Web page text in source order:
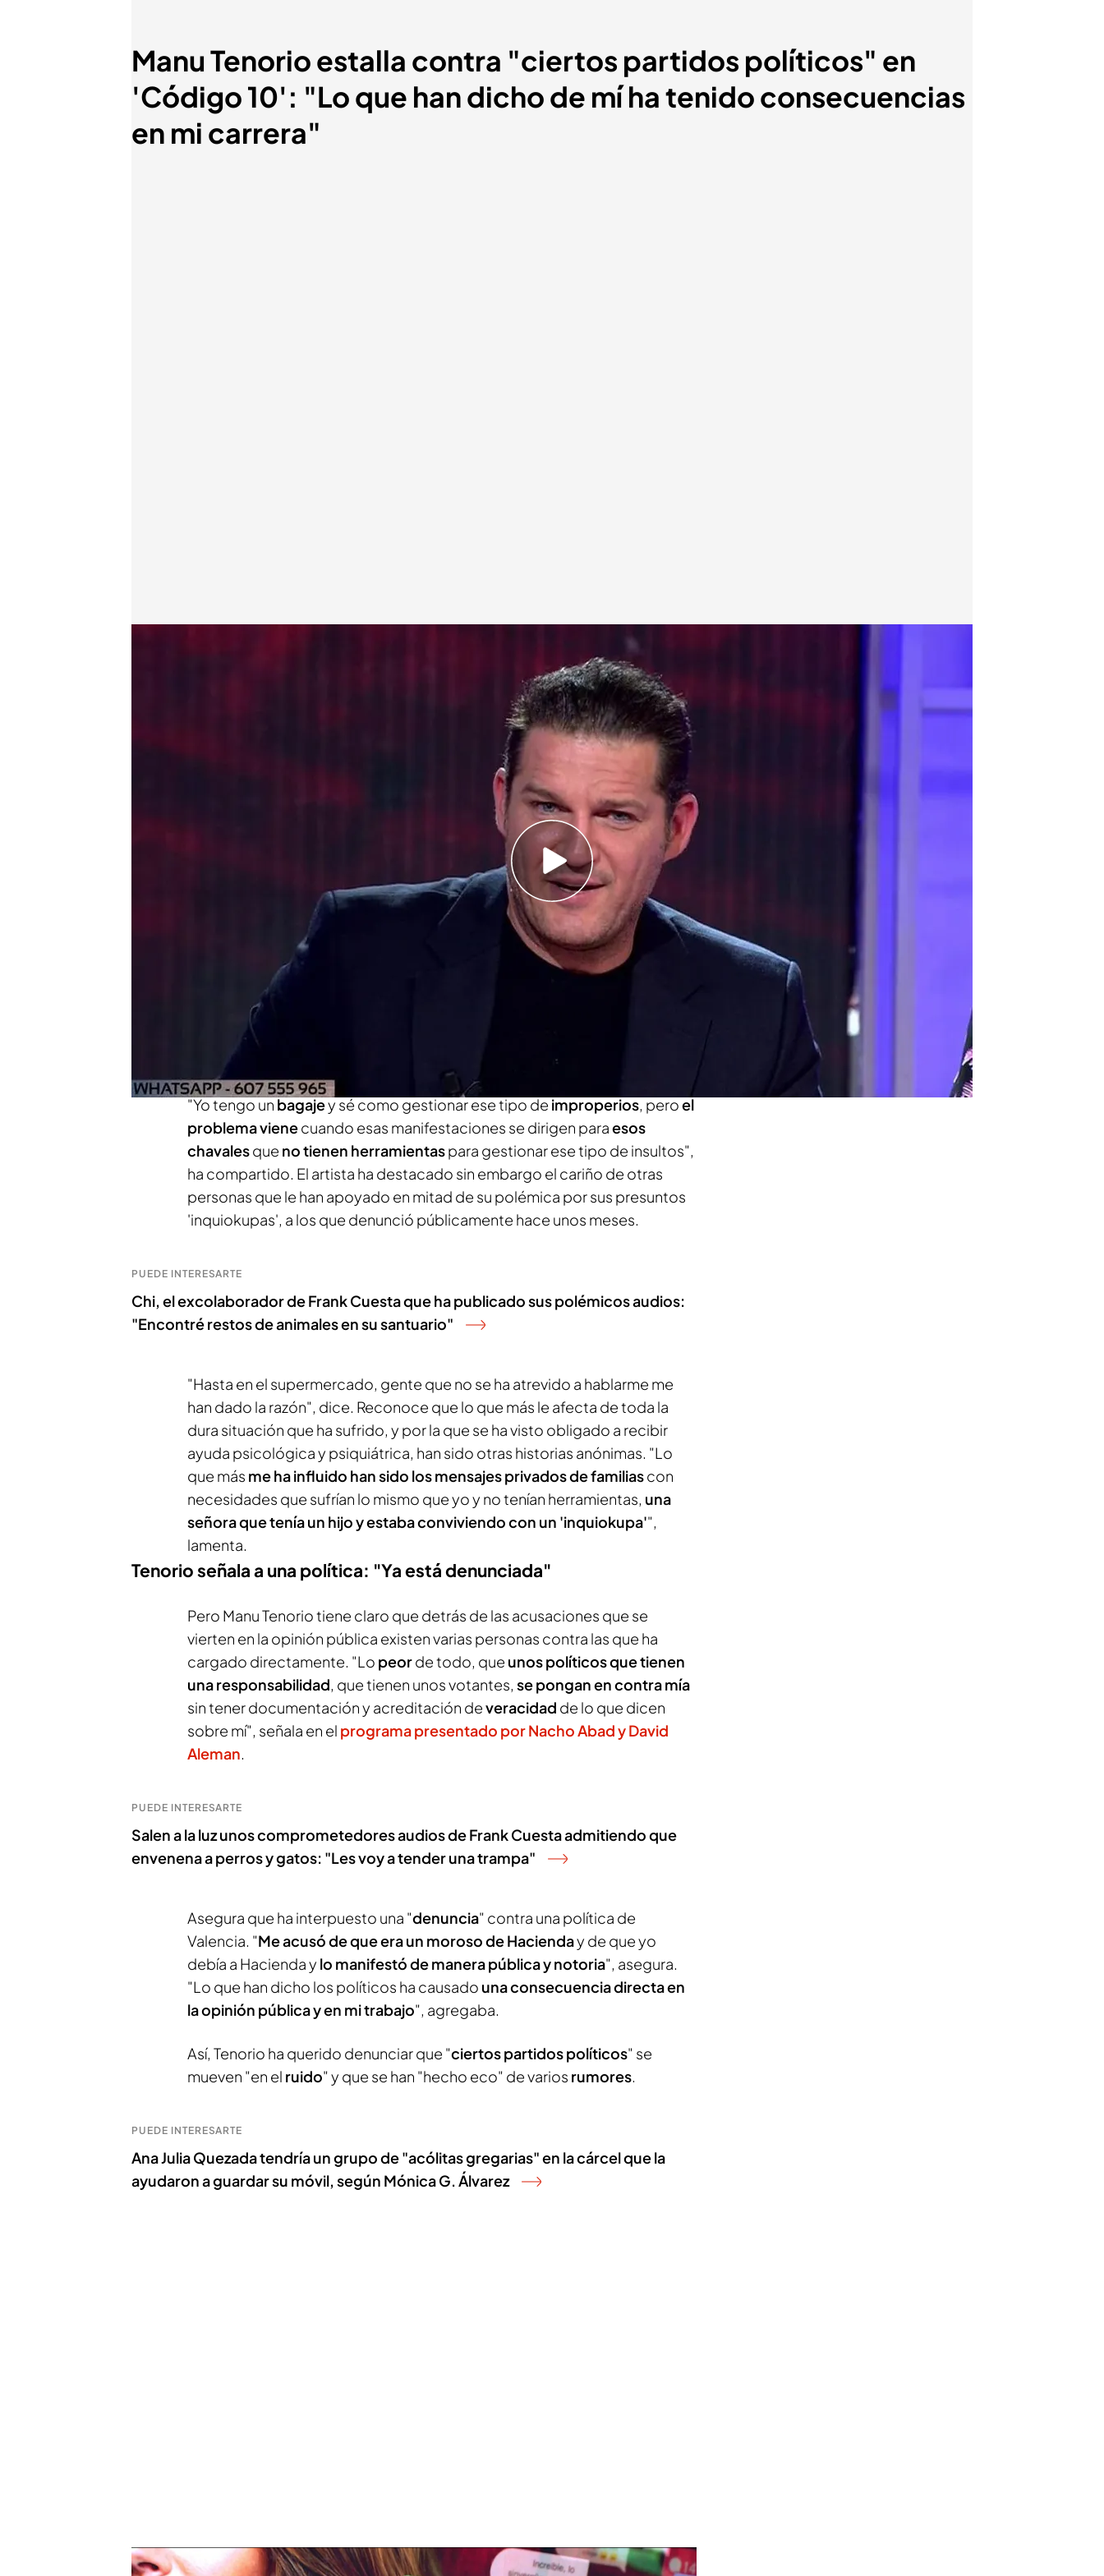
Manu Tenorio estalla contra "ciertos partidos políticos" en
'Código 10': "Lo que han dicho de mí ha tenido consecuencias
en mi carrera"
Manu Tenorio se ha sentado en 'Código 10' para conversar sobre el
El cantante afirma que el odio recibido ha afectado a su "salud" y a su
Código 10 | Programa completo, en vídeo (06/05/25)
Figuras públicas como Samantha Hudson,
Tenorio saben lo que es convivir con el odio diario. Este último lo ha
compartido en directo en 'Código 10', donde
que ha recibido en los últimos tiempos en redes sociales.
"Yo tengo un bagajey sé como gestionar ese tipo de improperios, peroel
problema vienecuando esas manifestaciones se dirigen paraesos
chavalesque no tienen herramientaspara gestionar ese tipo de insultos",
ha compartido. El artista ha destacado sin embargo el cariño de otras
personas que le han apoyado en mitad de su polémica por sus presuntos
'inquiokupas', a los que denunció públicamente hace unos meses.
PUEDE INTERESARTE
Chi, el excolaborador de Frank Cuesta que ha publicado sus polémicos audios:
"Encontré restos de animales en su santuario"
"Hasta en el supermercado, gente que no se ha atrevido a hablarme me
han dado la razón", dice. Reconoce que lo que más le afecta de toda la
dura situación que ha sufrido, y por la que se ha visto obligado a recibir
ayuda psicológica y psiquiátrica, han sido otras historias anónimas. "Lo
que más me ha influido han sido los mensajes privados de familiascon
necesidades que sufrían lo mismo que yo y no tenían herramientas, una
señora que tenía un hijo y estaba conviviendo con un 'inquiokupa'",
lamenta.
Tenorio señala a una política: "Ya está denunciada"
Pero Manu Tenorio tiene claro que detrás de las acusaciones que se
vierten en la opinión pública existen varias personas contra las que ha
cargado directamente. "Lo peorde todo, que unos políticos que tienen
una responsabilidad, que tienen unos votantes, se pongan en contra mía
sin tener documentación y acreditación deveracidad de lo que dicen
sobre mí", señala en el programa presentado por Nacho Abad y David
Aleman.
PUEDE INTERESARTE
Salen a la luz unos comprometedores audios de Frank Cuesta admitiendo que
envenena a perros y gatos: "Les voy a tender una trampa"
Asegura que ha interpuesto una "denuncia" contra una política de
Valencia. "Me acusó de que era un moroso de Hacienday de que yo
debía a Hacienda y lo manifestó de manera pública y notoria", asegura.
"Lo que han dicho los políticos ha causado una consecuencia directa en
la opinión pública y en mi trabajo", agregaba.
Así, Tenorio ha querido denunciar que "ciertos partidos políticos" se
mueven "en el ruido" y que se han "hecho eco" de varios rumores.
PUEDE INTERESARTE
Ana Julia Quezada tendría un grupo de "acólitas gregarias" en la cárcel que la
ayudaron a guardar su móvil, según Mónica G. Álvarez
Manu Tenorio habla sobre los insultos que recibió tras hacer pública la denuncia contra sus 'inquiokupas'